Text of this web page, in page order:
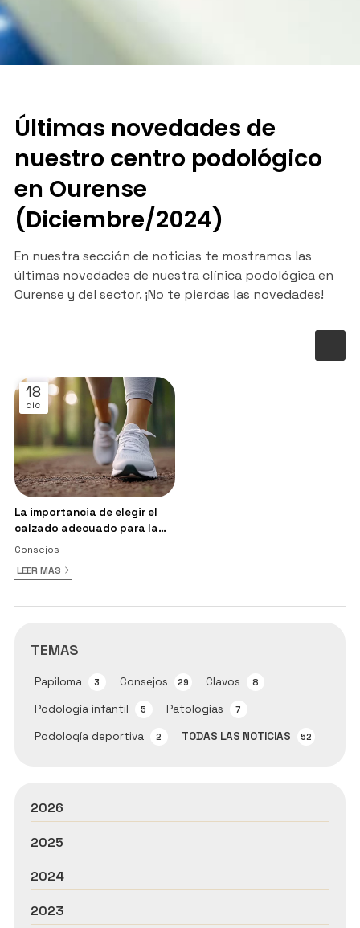
Últimas novedades de
nuestro centro podológico
en Ourense
(Diciembre/2024)
En nuestra sección de noticias te mostramos las
últimas novedades de nuestra clínica podológica en
Ourense y del sector. ¡No te pierdas las novedades!
TEMAS
TODAS LAS NOTICIAS 52
Papiloma 3 Consejos 29 Clavos 8
Podología infantil 5 Patologías 7
Podología deportiva 2
18
dic
La importancia de elegir el
calzado adecuado para la
salud de tus pies
Consejos
LEER MÁS
2026
2025
2024
2023